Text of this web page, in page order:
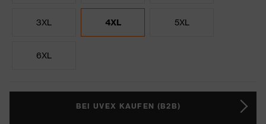
3XL 4XL 5XL
6XL
BEI UVEX KAUFEN (B2B)